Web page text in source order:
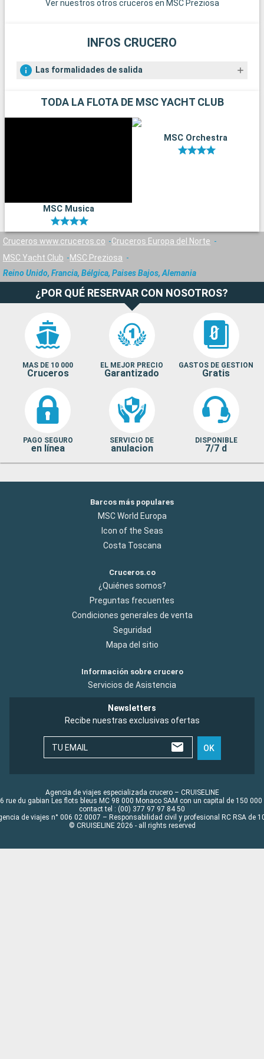
Ver nuestros otros cruceros en MSC Preziosa
INFOS CRUCERO
Las formalidades de salida
TODA LA FLOTA DE MSC YACHT CLUB
MSC Musica
MSC Orchestra
Cruceros www.cruceros.co
Cruceros Europa del Norte
MSC Yacht Club
MSC Preziosa
Reino Unido, Francia, Bélgica, Paises Bajos, Alemania
¿POR QUÉ RESERVAR CON NOSOTROS?
MAS DE 10 000
Cruceros
EL MEJOR PRECIO
Garantizado
GASTOS DE GESTION
Gratis
PAGO SEGURO
en línea
SERVICIO DE
anulacion
DISPONIBLE
7/7 d
Barcos más populares
MSC World Europa
Icon of the Seas
Costa Toscana
Cruceros.co
¿Quiénes somos?
Preguntas frecuentes
Condiciones generales de venta
Seguridad
Mapa del sitio
Información sobre crucero
Servicios de Asistencia
Newsletters
Recibe nuestras exclusivas ofertas
TU EMAIL OK
Agencia de viajes especializada crucero – CRUISELINE
rue du gabian Les flots bleus MC 98 000 Monaco SAM con un capital de 150 000
contact tel : (00) 377 97 97 84 50
de viajes n° 006 02 0007 – Responsabilidad civil y profesional RC RSA de
© CRUISELINE 2026 - all rights reserved